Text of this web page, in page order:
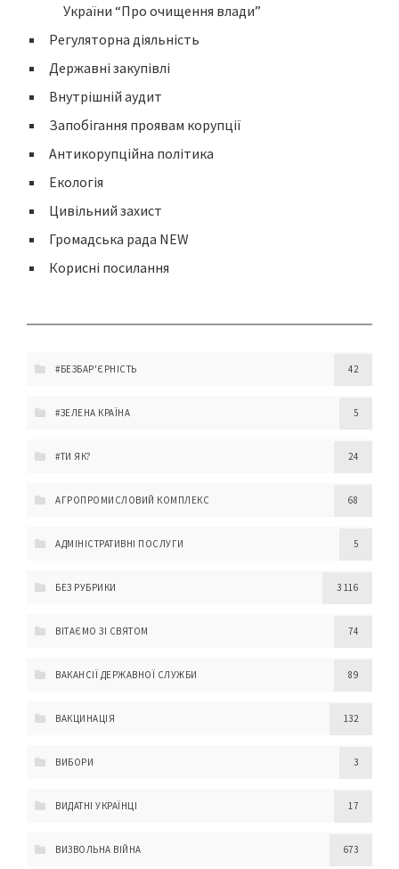
України “Про очищення влади”
Регуляторна діяльність
Державні закупівлі
Внутрішній аудит
Запобігання проявам корупції
Антикорупційна політика
Екологія
Цивільний захист
Громадська рада NEW
Корисні посилання
#БЕЗБАР'ЄРНІСТЬ 42
#ЗЕЛЕНА КРАЇНА 5
#ТИ ЯК? 24
АГРОПРОМИСЛОВИЙ КОМПЛЕКС 68
АДМІНІСТРАТИВНІ ПОСЛУГИ 5
БЕЗ РУБРИКИ 3 116
ВІТАЄМО ЗІ СВЯТОМ 74
ВАКАНСІЇ ДЕРЖАВНОЇ СЛУЖБИ 89
ВАКЦИНАЦІЯ 132
ВИБОРИ 3
ВИДАТНІ УКРАЇНЦІ 17
ВИЗВОЛЬНА ВІЙНА 673